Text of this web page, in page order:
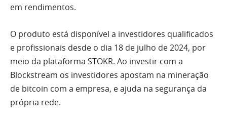
em rendimentos.
O produto está disponível a investidores qualificados
e profissionais desde o dia 18 de julho de 2024, por
meio da plataforma STOKR. Ao investir com a
Blockstream os investidores apostam na mineração
de bitcoin com a empresa, e ajuda na segurança da
própria rede.